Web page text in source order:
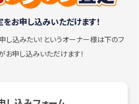
お申し込みいただけます！
し込みたい！ というオーナー様は下のフ
お申し込みいただけます！